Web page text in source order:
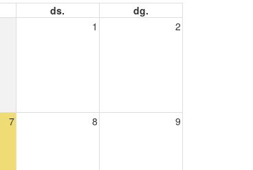
ds.
dg.
1
2
7 8 9